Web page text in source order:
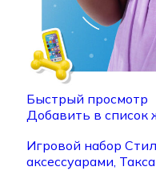
Быстрый просмотр
Добавить в список
Игровой набор
аксессуарами,